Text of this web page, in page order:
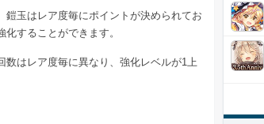
鎧玉はレア度毎にポイントが決められてお
することができます。
数はレア度毎に異なり、強化レベルが1上